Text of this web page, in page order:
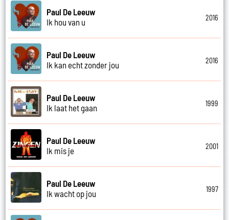
Paul De Leeuw
Ik hou van u
2016
Paul De Leeuw
Ik kan echt zonder jou
2016
Paul De Leeuw
Ik laat het gaan
1999
Paul De Leeuw
Ik mis je
2001
Paul De Leeuw
Ik wacht op jou
1997